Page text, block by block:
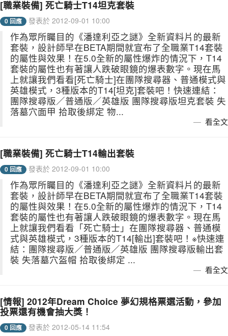
[職業裝備] 死亡騎士T14坦克套裝
0 回應 發表於 2012-09-01 10:00
作為眾所矚目的《潘達利亞之謎》全新資料片的最新
套裝，設計師早在BETA期間就宣布了全職業T14套裝
的屬性與效果！在5.0全新的屬性爆炸的情況下，T14
套裝的屬性也有著讓人跌破眼鏡的爆表數字。現在馬
上就讓我們看看[死亡騎士]在團隊搜尋器、普通模式與
英雄模式，3種版本的T14[坦克]套裝吧！快速連結：
團隊搜尋版／普通版／英雄版 團隊搜尋版坦克套裝 失
落墓穴面甲 拾取後綁定 物...
看全文
[職業裝備] 死亡騎士T14輸出套裝
0 回應 發表於 2012-09-01 10:00
作為眾所矚目的《潘達利亞之謎》全新資料片的最新
套裝，設計師早在BETA期間就宣布了全職業T14套裝
的屬性與效果！在5.0全新的屬性爆炸的情況下，T14
套裝的屬性也有著讓人跌破眼鏡的爆表數字。現在馬
上就讓我們看看「死亡騎士」在團隊搜尋器、普通模
式與英雄模式，3種版本的T14[輸出]套裝吧！※快速連
結：團隊搜尋版／普通版／英雄版 團隊搜尋版輸出套
裝 失落墓穴盔帽 拾取後綁定 ...
看全文
[情報] 2012年Dream Choice 夢幻規格票選活動，參加
投票還有機會抽大獎！
0 回應 發表於 2012-05-14 11:54